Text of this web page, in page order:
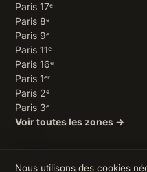
Paris 17ᵉ
Paris 8ᵉ
Paris 9ᵉ
Paris 11ᵉ
Paris 16ᵉ
Paris 1ᵉʳ
Paris 2ᵉ
Paris 3ᵉ
Voir toutes les zones →
Nous utilisons des cookies